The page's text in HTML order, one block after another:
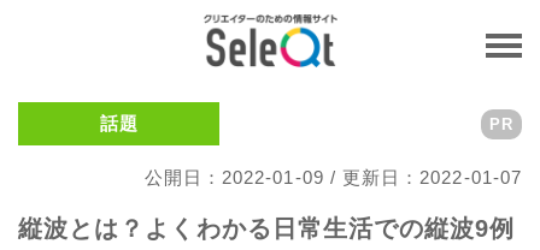
話題
公開日：2022-01-09 / 更新日：2022-01-07
PR
縦波とは？よくわかる日常生活での縦波9例